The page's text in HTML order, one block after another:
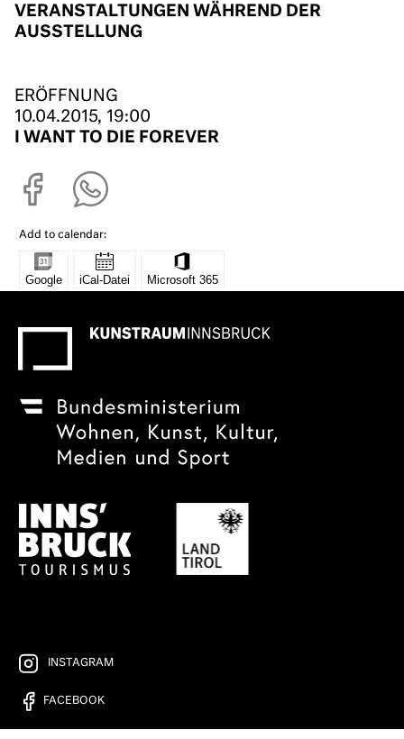
VERANSTALTUNGEN WÄHREND DER
AUSSTELLUNG
ERÖFFNUNG
10.04.2015, 19:00
I WANT TO DIE FOREVER
Add to calendar:
INSTAGRAM
FACEBOOK